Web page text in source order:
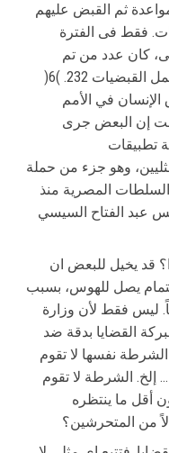
ثم القبض علیهم
فقط فى الفترة
كان عدد من تم
القبض علیهم بهذه الحیلة 129 من مجمل القبضیات 232. )6(
في الأمم
إن البعض جرى
تطبیقات
وهو جزء من حملة
المصریة منذ
عبد الفتاح السیسي
قد یخیل للبعض ان
یصل للهوس، بسبب
لیس فقط لأن وزارة
القضایا بدقة ضد
نفسها لا تقوم
الشرطة لا تقوم
أقل ما ینتظره
من المتحرشین؟